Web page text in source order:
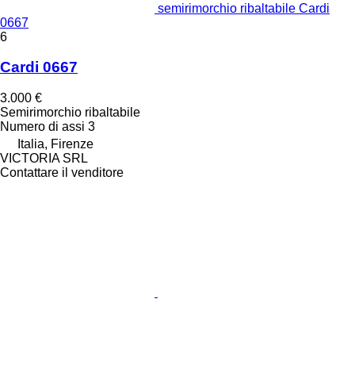
semirimorchio ribaltabile Cardi
0667
6
Cardi 0667
3.000 €
Semirimorchio ribaltabile
Numero di assi 3
Italia, Firenze
VICTORIA SRL
Contattare il venditore